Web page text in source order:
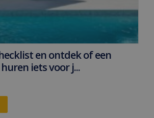
en ontdek of een
iets voor j...